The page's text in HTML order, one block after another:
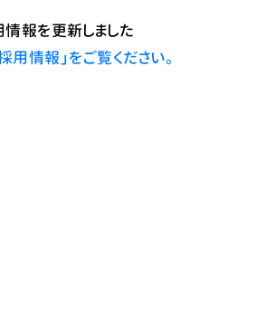
報を更新しました
用情報」をご覧ください。